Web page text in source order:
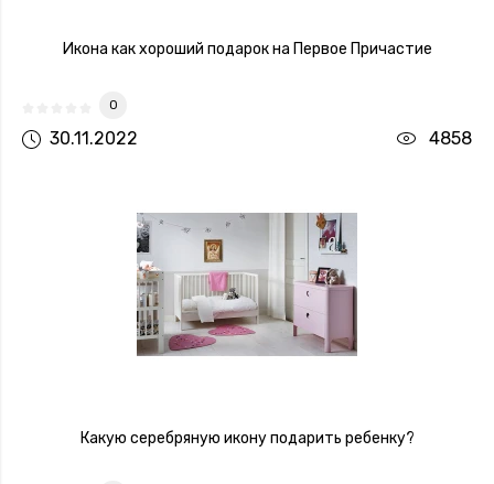
Икона как хороший подарок на Первое Причастие
0
30.11.2022 4858
Какую серебряную икону подарить ребенку?